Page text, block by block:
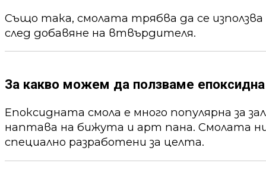
Също така, смолата трябва да се
след добавяне на втвърдителя.
За какво можем да ползваме
Епоксидната смола е много популярна за
наптава на бижута и арт пана. Смолата
специално разработени за целта.